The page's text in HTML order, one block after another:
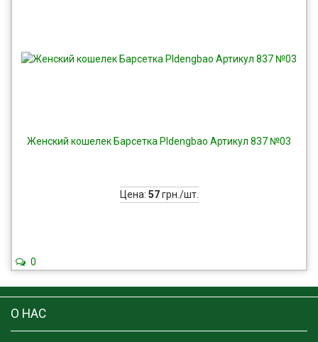
Женский кошелек Барсетка Pldengbao Артикул 837 №03
Цена: 57грн./шт.
0
О НАС